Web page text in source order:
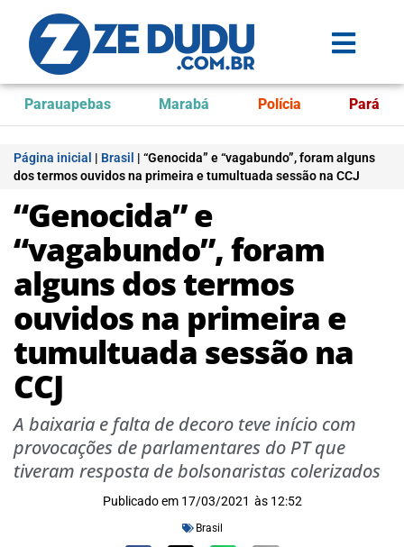
Parauapebas Marabá Polícia Pará
Página inicial | Brasil | “Genocida” e “vagabundo”, foram alguns
dos termos ouvidos na primeira e tumultuada sessão na CCJ
“Genocida” e
“vagabundo”, foram
alguns dos termos
ouvidos na primeira e
tumultuada sessão na
CCJ
A baixaria e falta de decoro teve início com
provocações de parlamentares do PT que
tiveram resposta de bolsonaristas colerizados
Publicado em 17/03/2021 às 12:52
Brasil